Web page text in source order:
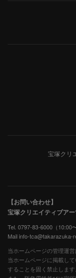
宝塚クリ
【お問い合わせ】
宝塚クリエイティブア
Tel. 0797-83-6000（10:00
Mail info-tca@takarazuka-
当ホームページの管理運
当ホームページに掲載し
することを固く禁止します。